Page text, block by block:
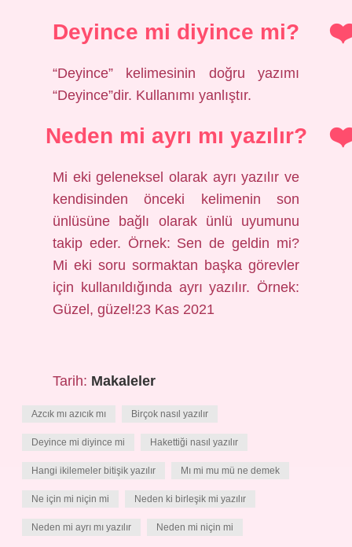
Deyince mi diyince mi?
“Deyince” kelimesinin doğru yazımı
“Deyince”dir. Kullanımı yanlıştır.
Neden mi ayrı mı yazılır?
Mi eki geleneksel olarak ayrı yazılır ve
kendisinden önceki kelimenin son
ünlüsüne bağlı olarak ünlü uyumunu
takip eder. Örnek: Sen de geldin mi?
Mi eki soru sormaktan başka görevler
için kullanıldığında ayrı yazılır. Örnek:
Güzel, güzel!23 Kas 2021
Tarih: Makaleler
Azcık mı azıcık mı Birçok nasıl yazılır
Deyince mi diyince mi Hakettiği nasıl yazılır
Hangi ikilemeler bitişik yazılır Mı mi mu mü ne demek
Ne için mi niçin mi Neden ki birleşik mi yazılır
Neden mi ayrı mı yazılır Neden mi niçin mi